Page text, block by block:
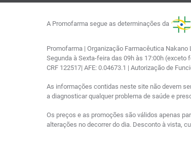
A Promofarma segue as determinações da
Promofarma | Organização Farmacêutica Nakano
Segunda à Sexta-feira das 09h às 17:00h
CRF 122517| AFE: 0.04673.1 | Autorização de
As informações contidas neste site não devem
a diagnosticar qualquer problema de saúde e
Os preços e as promoções são válidos apenas
alterações no decorrer do dia. Desconto à vista,